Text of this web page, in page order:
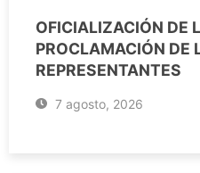
OFICIALIZACIÓN DE
PROCLAMACIÓN DE
REPRESENTANTES
7 agosto, 2026